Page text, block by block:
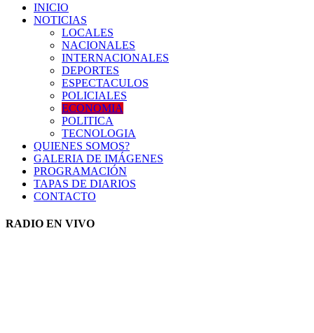
INICIO
NOTICIAS
LOCALES
NACIONALES
INTERNACIONALES
DEPORTES
ESPECTACULOS
POLICIALES
ECONOMIA
POLITICA
TECNOLOGIA
QUIENES SOMOS?
GALERIA DE IMÁGENES
PROGRAMACIÓN
TAPAS DE DIARIOS
CONTACTO
RADIO EN VIVO